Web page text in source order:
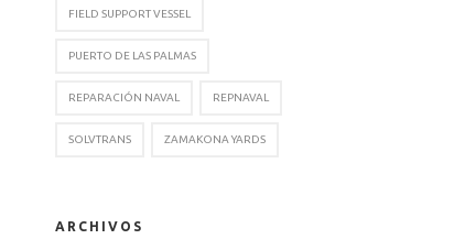
FIELD SUPPORT VESSEL
PUERTO DE LAS PALMAS
REPARACIÓN NAVAL REPNAVAL
SOLVTRANS ZAMAKONA YARDS
ARCHIVOS